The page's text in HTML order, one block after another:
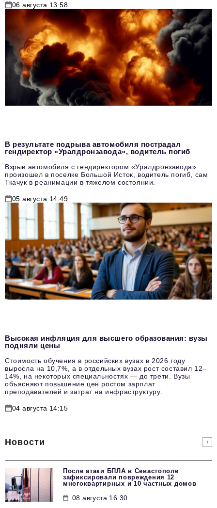
06 августа 13:58
В результате подрыва автомобиля пострадал
гендиректор «Уралдронзавода», водитель погиб
Взрыв автомобиля с гендиректором «Уралдронзавода»
произошел в поселке Большой Исток, водитель погиб, сам
Ткачук в реанимации в тяжелом состоянии.
05 августа 14:49
Высокая инфляция для высшего образования: вузы
подняли цены
Стоимость обучения в российских вузах в 2026 году
выросла на 10,7%, а в отдельных вузах рост составил 12–
14%, на некоторых специальностях — до трети. Вузы
объясняют повышение цен ростом зарплат
преподавателей и затрат на инфраструктуру.
04 августа 14:15
Новости
После атаки БПЛА в Севастополе
зафиксировали повреждения 12
многоквартирных и 10 частных домов
08 августа 16:30